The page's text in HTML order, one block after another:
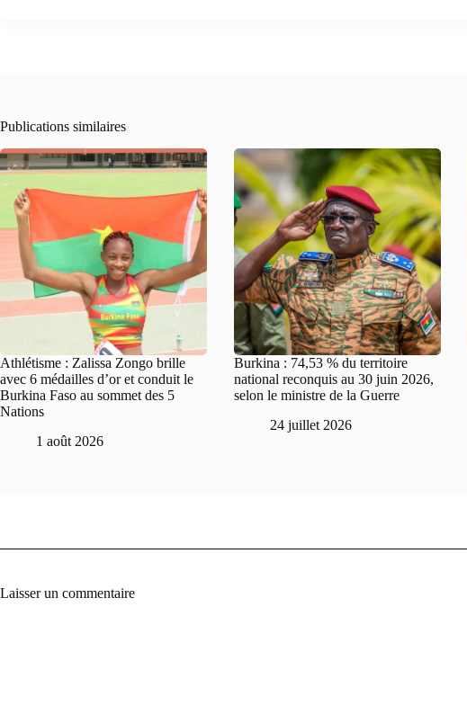
Publications similaires
Athlétisme : Zalissa Zongo brille
avec 6 médailles d’or et conduit le
Burkina Faso au sommet des 5
Nations
1 août 2026
Burkina : 74,53 % du territoire
national reconquis au 30 juin 2026,
selon le ministre de la Guerre
24 juillet 2026
Laisser un commentaire